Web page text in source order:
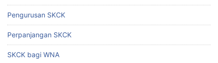
Pengurusan SKCK
Perpanjangan SKCK
SKCK bagi WNA